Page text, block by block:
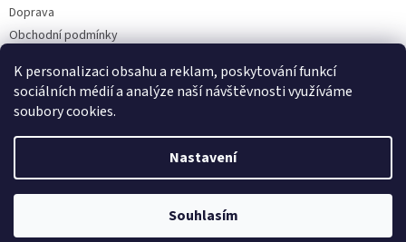
K personalizaci obsahu a reklam, poskytování funkcí
sociálních médií a analýze naší návštěvnosti využíváme
soubory cookies.
Nastavení
Souhlasím
Doprava
Obchodní podmínky
Kontakty
Vytvořil Shoptet
. Všechna práva vyhrazena.
cookies